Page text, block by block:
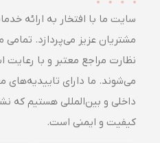
سایت ما با افتخار به ارائه
مشتریان عزیز می‌پردازد. تمامی
نظارت مراجع معتبر و با رعایت
می‌شوند. ما دارای تاییدیه‌های
داخلی و بین‌المللی هستیم که
کیفیت و ایمنی است.